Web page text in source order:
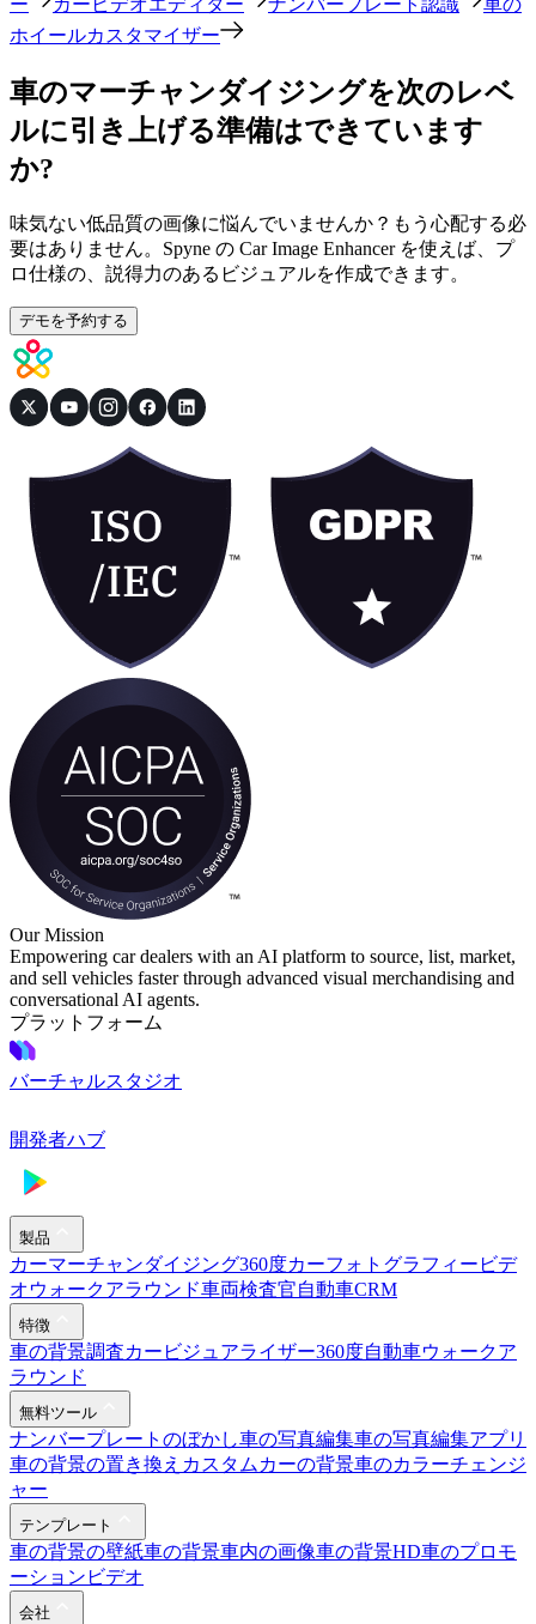
ー カービデオエディター ナンバープレート認識
車の
ホイールカスタマイザー
車のマーチャンダイジングを次のレベ
ルに引き上げる準備はできています
か?
味気ない低品質の画像に悩んでいませんか？もう心配する必
要はありません。Spyne の Car Image Enhancer を使えば、プ
ロ仕様の、説得力のあるビジュアルを作成できます。
デモを予約する
Our Mission
Empowering car dealers with an AI platform to source, list, market,
and sell vehicles faster through advanced visual merchandising and
conversational AI agents.
プラットフォーム
バーチャルスタジオ
開発者ハブ
製品
カーマーチャンダイジング360度カーフォトグラフィー ビデ
オウォークアラウンド車両検査官自動車CRM
特徴
車の背景調査カービジュアライザー360度自動車ウォークア
ラウンド
無料ツール
ナンバープレートのぼかし車の写真編集車の写真編集アプリ
車の背景の置き換え カスタムカーの背景車のカラーチェンジ
ャー
テンプレート
車の背景の壁紙車の背景車内の画像車の背景HD車のプロモ
ーションビデオ
会社